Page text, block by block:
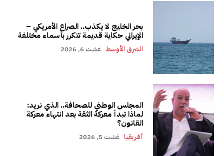
بحر الخليج لا يكذب.. الصراع الأمريكي –
الإيراني حكاية قديمة تتكرر بأسماء مختلفة
الشرق الأوسط غشت 6, 2026
المجلس الوطني للصحافة.. الذي نريد:
لماذا تبدأ معركة الثقة بعد انتهاء معركة
القانون؟
أفريقيا غشت 5, 2026